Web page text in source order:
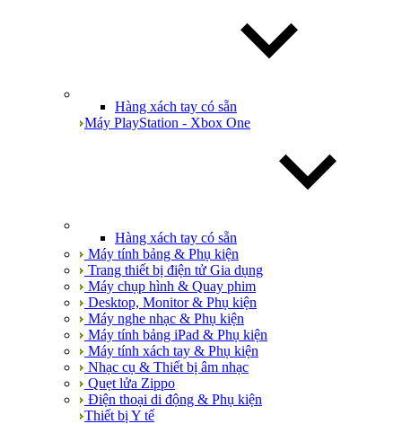
Hàng xách tay có sẵn
Máy PlayStation - Xbox One
Hàng xách tay có sẵn
Máy tính bảng & Phụ kiện
Trang thiết bị điện tử Gia dụng
Máy chụp hình & Quay phim
Desktop, Monitor & Phụ kiện
Máy nghe nhạc & Phụ kiện
Máy tính bảng iPad & Phụ kiện
Máy tính xách tay & Phụ kiện
Nhạc cụ & Thiết bị âm nhạc
Quẹt lửa Zippo
Điện thoại di động & Phụ kiện
Thiết bị Y tế